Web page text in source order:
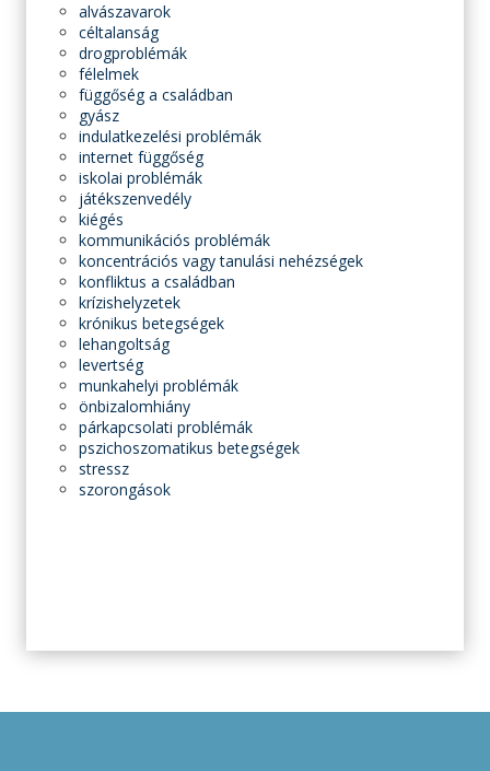
alvászavarok
céltalanság
drogproblémák
félelmek
függőség a családban
gyász
indulatkezelési problémák
internet függőség
iskolai problémák
játékszenvedély
kiégés
kommunikációs problémák
koncentrációs vagy tanulási nehézségek
konfliktus a családban
krízishelyzetek
krónikus betegségek
lehangoltság
levertség
munkahelyi problémák
önbizalomhiány
párkapcsolati problémák
pszichoszomatikus betegségek
stressz
szorongások